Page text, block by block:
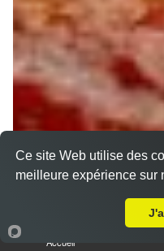
Accueil
Ce site Web utilise des
meilleure expérience sur